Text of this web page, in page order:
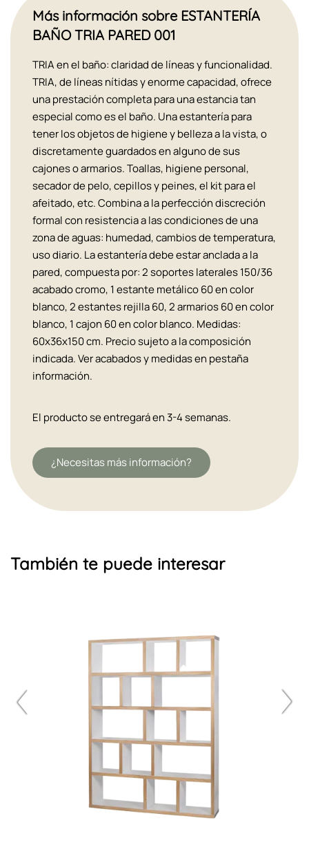
Más información sobre ESTANTERÍA
BAÑO TRIA PARED 001
TRIA en el baño: claridad de líneas y funcionalidad.
TRIA, de líneas nítidas y enorme capacidad, ofrece
una prestación completa para una estancia tan
especial como es el baño. Una estantería para
tener los objetos de higiene y belleza a la vista, o
discretamente guardados en alguno de sus
cajones o armarios. Toallas, higiene personal,
secador de pelo, cepillos y peines, el kit para el
afeitado, etc. Combina a la perfección discreción
formal con resistencia a las condiciones de una
zona de aguas: humedad, cambios de temperatura,
uso diario. La estantería debe estar anclada a la
pared, compuesta por: 2 soportes laterales 150/36
acabado cromo, 1 estante metálico 60 en color
blanco, 2 estantes rejilla 60, 2 armarios 60 en color
blanco, 1 cajon 60 en color blanco. Medidas:
60x36x150 cm. Precio sujeto a la composición
indicada. Ver acabados y medidas en pestaña
información.
El producto se entregará en 3-4 semanas.
¿Necesitas más información?
También te puede interesar